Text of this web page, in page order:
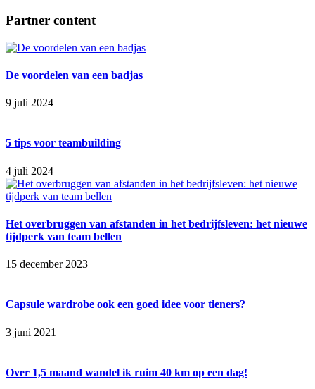
Partner content
De voordelen van een badjas
9 juli 2024
5 tips voor teambuilding
4 juli 2024
Het overbruggen van afstanden in het bedrijfsleven: het nieuwe
tijdperk van team bellen
15 december 2023
Capsule wardrobe ook een goed idee voor tieners?
3 juni 2021
Over 1,5 maand wandel ik ruim 40 km op een dag!